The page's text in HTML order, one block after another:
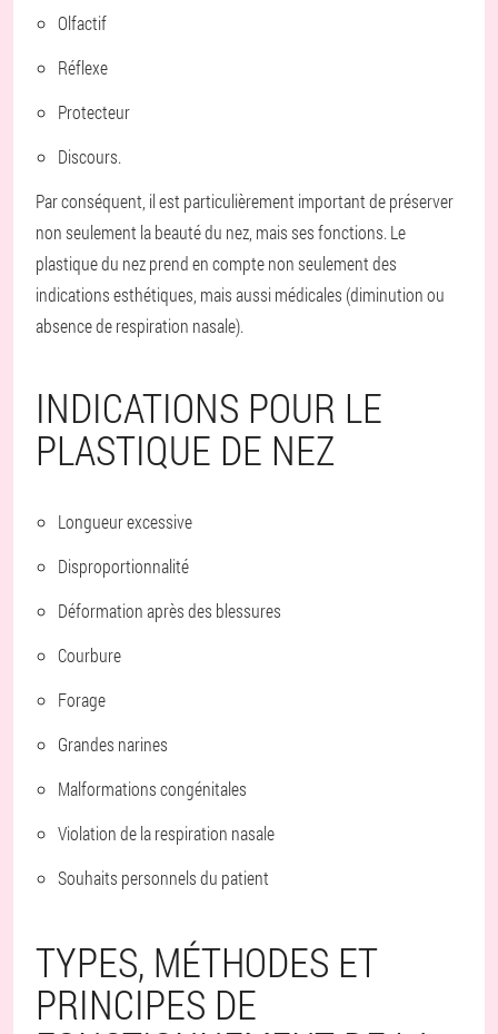
Olfactif
Réflexe
Protecteur
Discours.
Par conséquent, il est particulièrement important de préserver
non seulement la beauté du nez, mais ses fonctions. Le
plastique du nez prend en compte non seulement des
indications esthétiques, mais aussi médicales (diminution ou
absence de respiration nasale).
INDICATIONS POUR LE
PLASTIQUE DE NEZ
Longueur excessive
Disproportionnalité
Déformation après des blessures
Courbure
Forage
Grandes narines
Malformations congénitales
Violation de la respiration nasale
Souhaits personnels du patient
TYPES, MÉTHODES ET
PRINCIPES DE